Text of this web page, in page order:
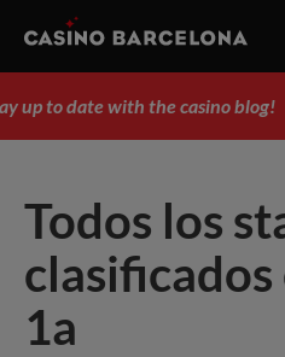
to date with the casino blog!
Todos los
clasificados
1a